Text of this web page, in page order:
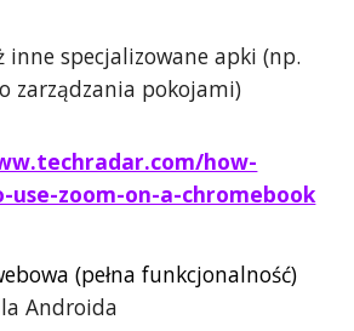
inne specjalizowane apki (np.
zarządzania pokojami)
how-
zoom-on-a-chromebook
(pełna funkcjonalność)
Androida